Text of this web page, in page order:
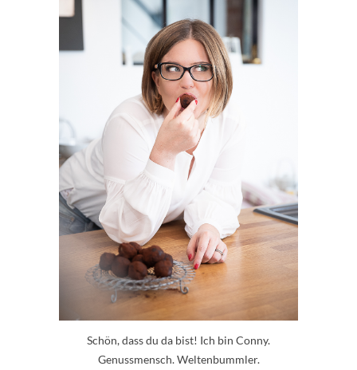
Schön, dass du da bist! Ich bin Conny.
Genussmensch. Weltenbummler.